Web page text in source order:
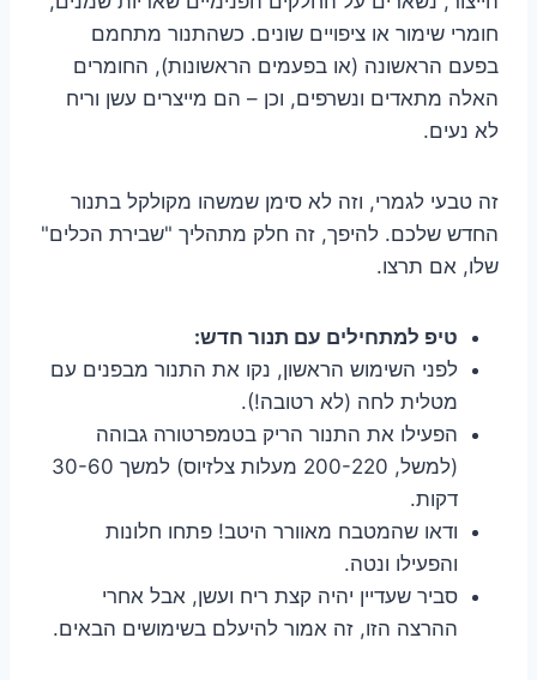
חומרי שימור או ציפויים שונים. כשהתנור מתחמם
בפעם הראשונה (או בפעמים הראשונות), החומרים
האלה מתאדים ונשרפים, וכן – הם מייצרים עשן וריח
לא נעים.
זה טבעי לגמרי, וזה לא סימן שמשהו מקולקל בתנור
החדש שלכם. להיפך, זה חלק מתהליך "שבירת הכלים"
שלו, אם תרצו.
טיפ למתחילים עם תנור חדש:
לפני השימוש הראשון, נקו את התנור מבפנים עם
מטלית לחה (לא רטובה!).
הפעילו את התנור הריק בטמפרטורה גבוהה
(למשל, 200-220 מעלות צלזיוס) למשך 30-60
דקות.
ודאו שהמטבח מאוורר היטב! פתחו חלונות
והפעילו ונטה.
סביר שעדיין יהיה קצת ריח ועשן, אבל אחרי
ההרצה הזו, זה אמור להיעלם בשימושים הבאים.